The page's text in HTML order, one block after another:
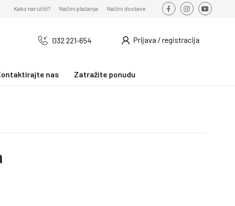
Kako naručiti? Načini plaćanja Načini dostave
032 221-654 Prijava / registracija
nas Zatražite ponudu